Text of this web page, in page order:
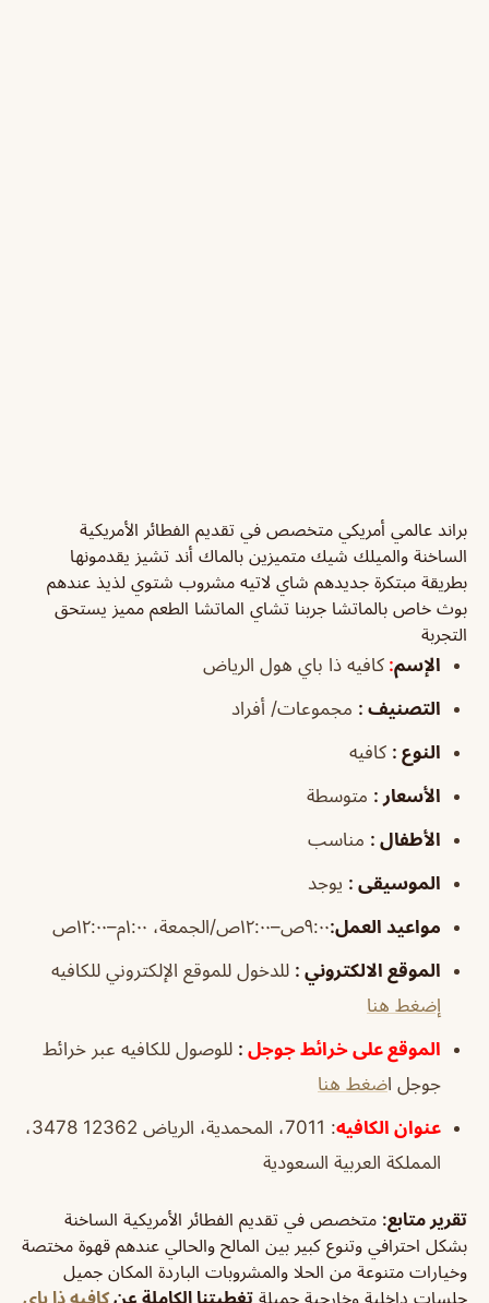
براند عالمي أمريكي متخصص في تقديم الفطائر الأمريكية
الساخنة والميلك شيك متميزين بالماك أند تشيز يقدمونها
بطريقة مبتكرة جديدهم شاي لاتيه مشروب شتوي لذيذ عندهم
بوث خاص بالماتشا جربنا تشاي الماتشا الطعم مميز يستحق
التجربة
الإسم: كافيه ذا باي هول الرياض
التصنيف : مجموعات/ أفراد
النوع : كافيه
الأسعار : متوسطة
الأطفال : مناسب
الموسيقى : يوجد
مواعيد العمل:٩:٠٠ص–١٢:٠٠ص/الجمعة، ١:٠٠م–١٢:٠٠ص
الموقع الالكتروني : للدخول للموقع الإلكتروني للكافيه
إضغط هنا
الموقع على خرائط جوجل : للوصول للكافيه عبر خرائط
جوجل اضغط هنا
عنوان الكافيه
: 7011، المحمدية، الرياض 12362 3478،
المملكة العربية السعودية
تقرير متابع: متخصص في تقديم الفطائر الأمريكية الساخنة
بشكل احترافي وتنوع كبير بين المالح والحالي عندهم قهوة مختصة
وخيارات متنوعة من الحلا والمشروبات الباردة المكان جميل
جلسات داخلية وخارجية جميلة تغطيتنا الكاملة عنكافيه ذا باي